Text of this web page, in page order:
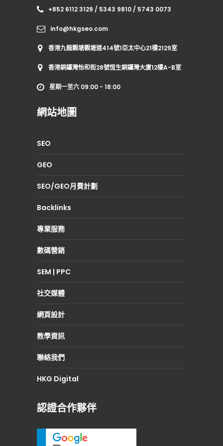
+852 6112 3129 / 5343 9810 / 5743 0073
info@hkgseo.com
香港九龍觀塘觀塘道414號1亞太中心21樓2129室
香港銅鑼灣怡和街28號恆生銅鑼灣大廈12樓A-B室
星期一至六 09:00 - 18:00
網站地圖
SEO
GEO
SEO/GEO月費計劃
Backlinks
專業服務
數碼營銷
SEM | PPC
社交媒體
網頁設計
教學資訊
聯絡我們
HKG Digital
認證合作夥伴